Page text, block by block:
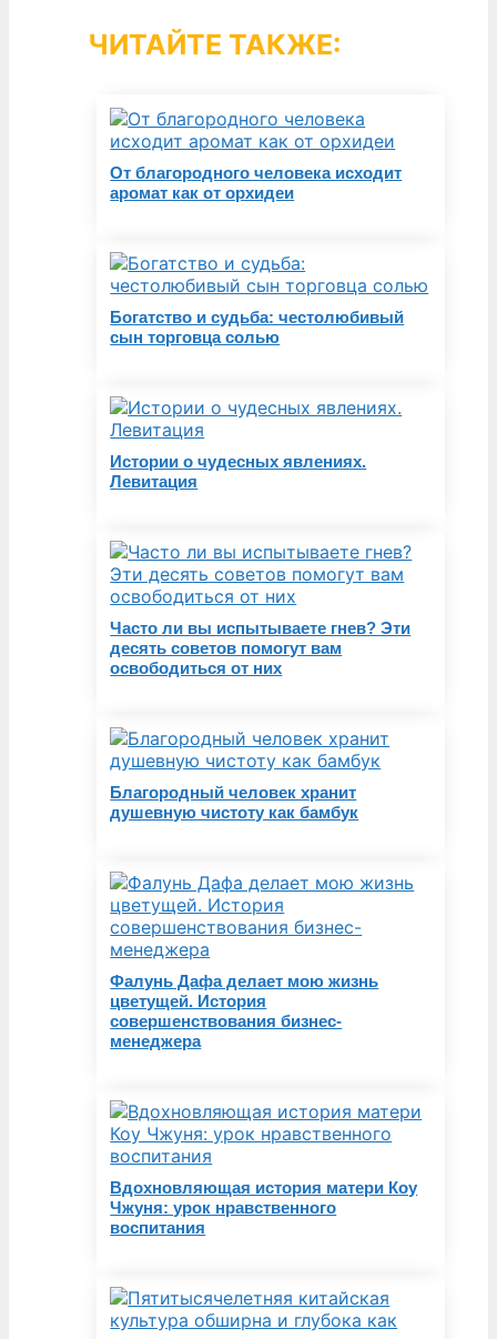
ЧИТАЙТЕ ТАКЖЕ:
От благородного человека исходит
аромат как от орхидеи
Богатство и судьба: честолюбивый
сын торговца солью
Истории о чудесных явлениях.
Левитация
Часто ли вы испытываете гнев? Эти
десять советов помогут вам
освободиться от них
Благородный человек хранит
душевную чистоту как бамбук
Фалунь Дафа делает мою жизнь
цветущей. История
совершенствования бизнес-
менеджера
Вдохновляющая история матери Коу
Чжуня: урок нравственного
воспитания